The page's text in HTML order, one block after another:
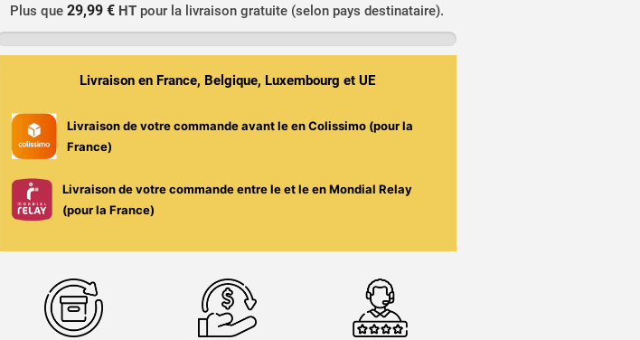
Concentré
DIY
Tabac
10ml
Solana
Plus que29,99 € HT pour la livraison gratuite (selon pays destinataire).
Livraison en France, Belgique, Luxembourg et UE
Livraison de votre commande avant leen Colissimo (pour la
France)
Livraison de votre commande entre leet leen Mondial Relay
(pour la France)